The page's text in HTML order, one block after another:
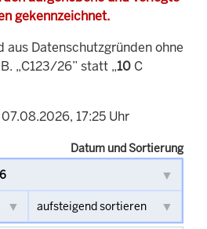
gekennzeichnet.
aus Datenschutzgründen ohne
„C123/26” statt „10 C
17:25 Uhr
Datum und Sortierung